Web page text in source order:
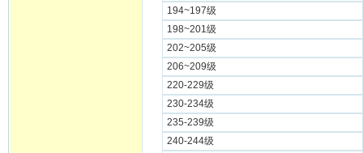
194~197级
198~201级
202~205级
206~209级
220-229级
230-234级
235-239级
240-244级